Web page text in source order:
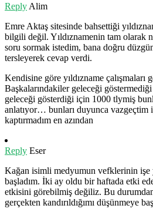
Reply Alim
Emre Aktaş sitesinde bahsettiği
bilgili değil. Yıldıznamenin tam olarak
soru sormak istedim, bana doğru
tersleyerek cevap verdi.
Kendisine göre yıldızname
Başkalarındakiler geleceği
geleceği gösterdiği için 1000 tlymiş
anlatıyor… bunları duyunca vazgeçtim
kaptırmadım en azından
Reply Eser
Kağan isimli medyumun vefklerinin işe
başladım. İki ay oldu bir haftada etki
etkisini görebilmiş değiliz. Bu
gerçekten kandırıldığımı düşünmeye